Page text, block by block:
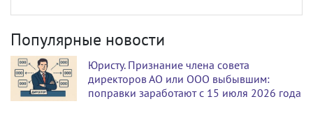
Популярные новости
Юристу. Признание члена совета
директоров АО или ООО выбывшим:
поправки заработают с 15 июля 2026 года